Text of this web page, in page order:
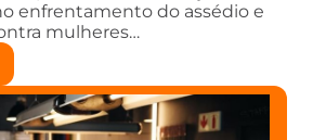
enfrentamento do assédio e
mulheres…